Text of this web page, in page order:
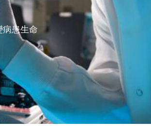
病患生命